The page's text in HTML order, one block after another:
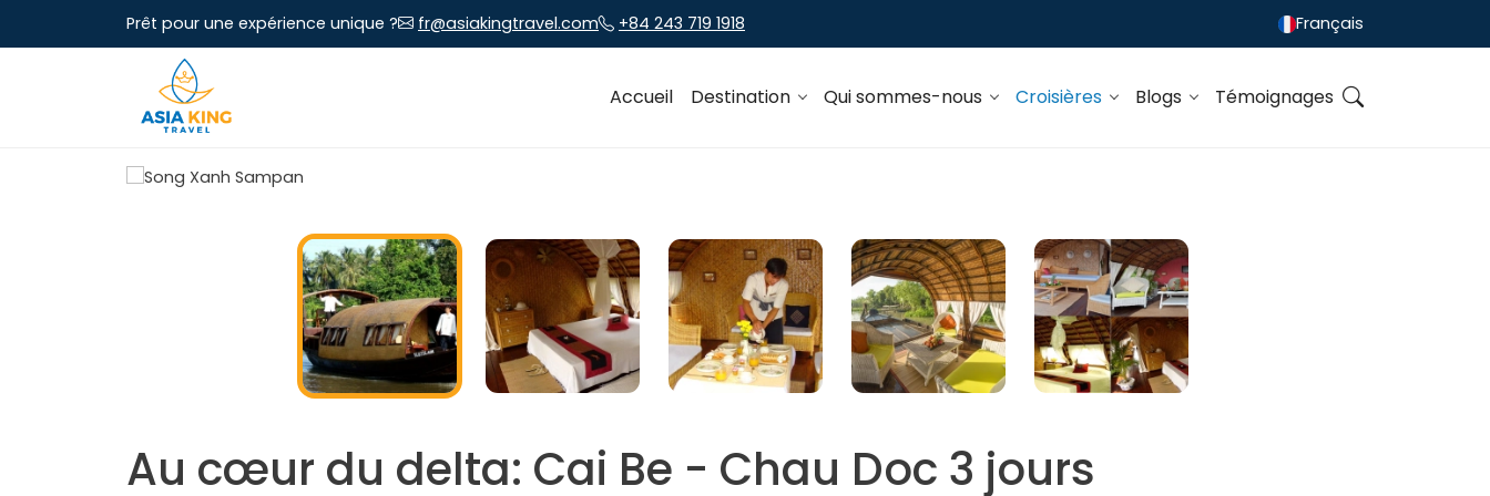
Prêt pour une expérience unique ? fr@asiakingtravel.com +84 243 719 1918 Français
Accueil Destination Qui sommes-nous Croisières Blogs Témoignages
Au cœur du delta: Cai Be - Chau Doc 3 jours